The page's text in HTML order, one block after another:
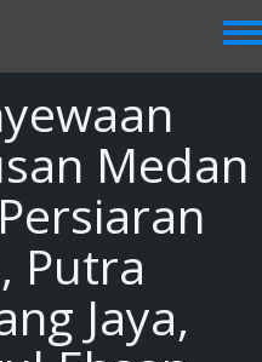
Medan
Putra
Jaya,